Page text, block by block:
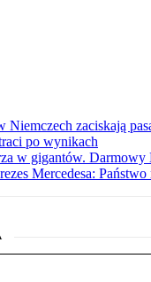
Niemczech zaciskają
po wynikach
w gigantów. Darmowy
Mercedesa: